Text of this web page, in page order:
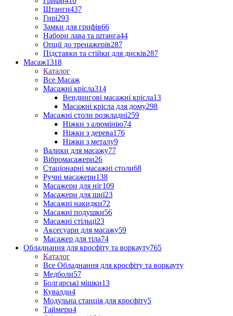
Штанги437
Гирі293
Замки для грифів66
Набори лава та штанга44
Опції до тренажерів287
Підставки та стійки для дисків287
Масаж1318
Каталог
Все Масаж
Масажні крісла314
Вендингові масажні крісла13
Масажні крісла для дому298
Масажні столи розкладні259
Ніжки з алюмінію74
Ніжки з дерева176
Ніжки з металу9
Валики для масажу77
Вібромасажери26
Стаціонарні масажні столи68
Ручні масажери138
Масажери для ніг109
Масажери для шиї23
Масажні накидки72
Масажні подушки56
Масажні стільці23
Аксесуари для масажу59
Масажер для тіла74
Обладнання для кросфіту та воркауту765
Каталог
Все Обладнання для кросфіту та воркауту
Медболи57
Болгарські мішки13
Кувалди4
Модульна станція для кросфіту5
Таймери4